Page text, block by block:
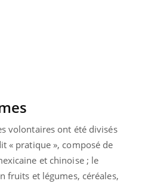
volontaires ont été divisés
« pratique », composé de
et chinoise ; le
fruits et légumes, céréales,